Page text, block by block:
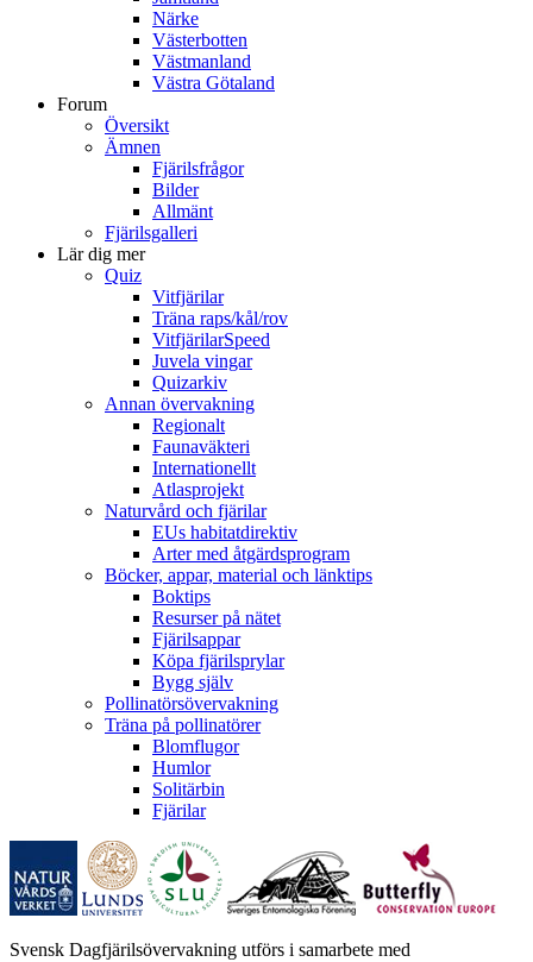
Närke
Västerbotten
Västmanland
Västra Götaland
Forum
Översikt
Ämnen
Fjärilsfrågor
Bilder
Allmänt
Fjärilsgalleri
Lär dig mer
Quiz
Vitfjärilar
Träna raps/kål/rov
VitfjärilarSpeed
Juvela vingar
Quizarkiv
Annan övervakning
Regionalt
Faunaväkteri
Internationellt
Atlasprojekt
Naturvård och fjärilar
EUs habitatdirektiv
Arter med åtgärdsprogram
Böcker, appar, material och länktips
Boktips
Resurser på nätet
Fjärilsappar
Köpa fjärilsprylar
Bygg själv
Pollinatörsövervakning
Träna på pollinatörer
Blomflugor
Humlor
Solitärbin
Fjärilar
Svensk Dagfjärilsövervakning utförs i samarbete med